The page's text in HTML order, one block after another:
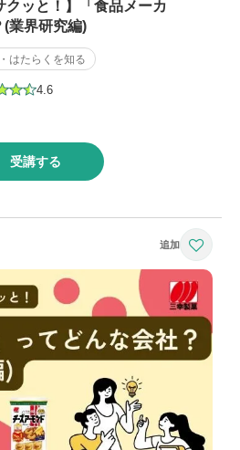
クッと！】「食品メーカ
(業界研究編)
はたらくを知る
4.6
受講する